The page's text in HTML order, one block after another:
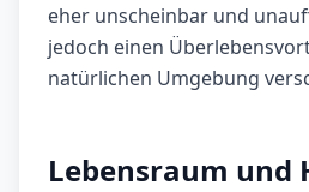
eher unscheinbar und
jedoch einen
natürlichen Umgebung
Lebensraum und